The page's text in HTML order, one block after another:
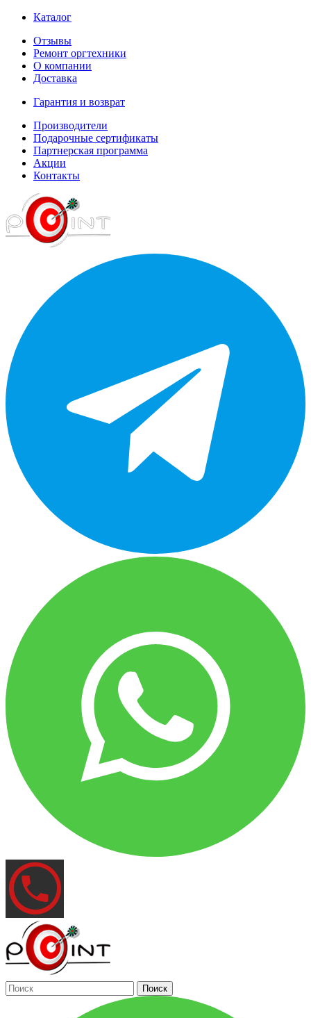
Каталог
Отзывы
Ремонт оргтехники
О компании
Доставка
Гарантия и возврат
Производители
Подарочные сертификаты
Партнерская программа
Акции
Контакты
Поиск